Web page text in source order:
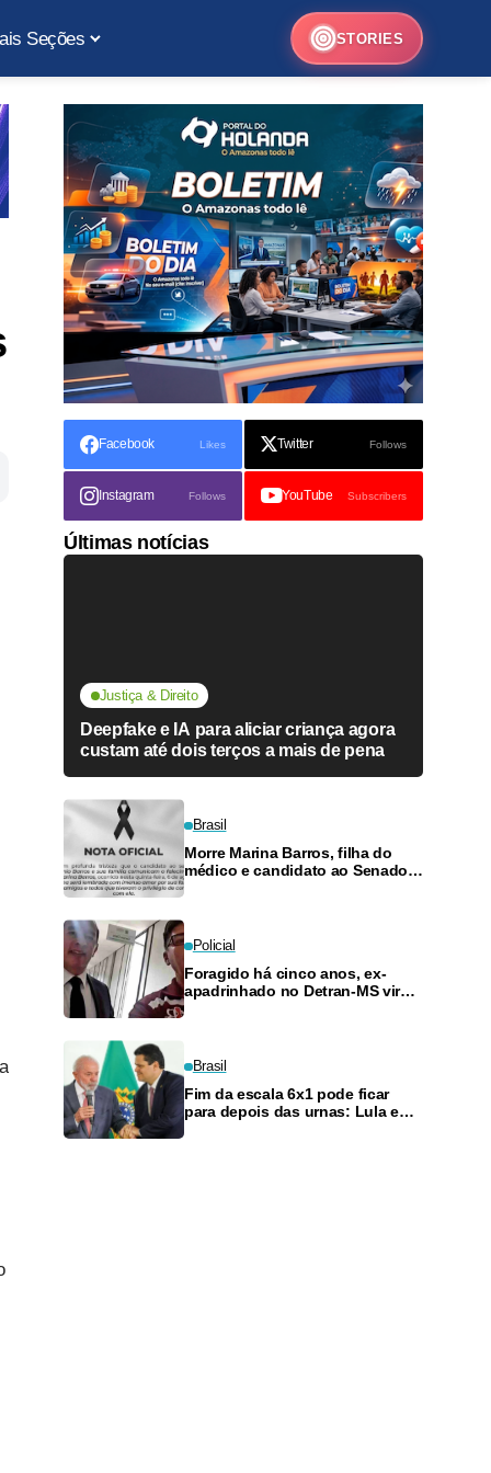
Seções STORIES
Facebook Likes Twitter Follows
Instagram Follows YouTube Subscribers
Últimas notícias
Justiça & Direito
Deepfake e IA para aliciar criança agora
custam até dois terços a mais de pena
Brasil
Morre Marina Barros, filha do
médico e candidato ao Senado
Policial
Foragido há cinco anos, ex-
apadrinhado no Detran-MS vira
Brasil
Fim da escala 6x1 pode ficar
para depois das urnas: Lula e